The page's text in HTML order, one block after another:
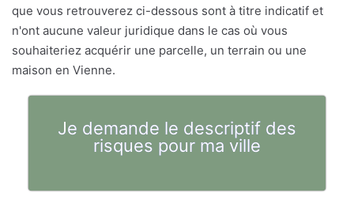
que vous retrouverez ci-dessous sont à titre indicatif et
n'ont aucune valeur juridique dans le cas où vous
souhaiteriez acquérir une parcelle, un terrain ou une
maison en Vienne.
Je demande le descriptif des
risques pour ma ville